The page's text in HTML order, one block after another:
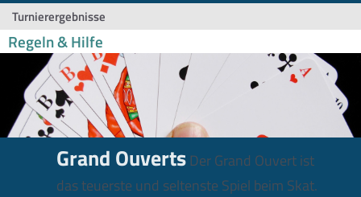
Turnierergebnisse
Regeln & Hilfe
Grand OuvertsDer Grand Ouvert ist
das teuerste und seltenste Spiel beim Skat.